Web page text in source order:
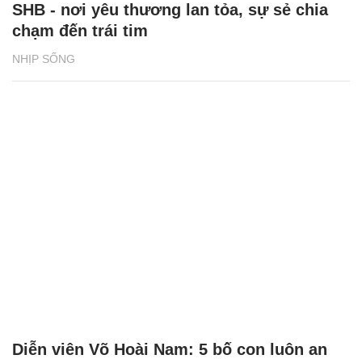
NHỊP SỐNG
SHB - nơi yêu thương lan tỏa, sự sẻ chia
chạm đến trái tim
Diễn viên Võ Hoài Nam: 5 bố con luôn an